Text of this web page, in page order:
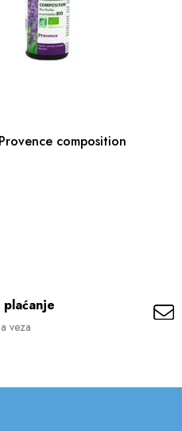
composition
veza